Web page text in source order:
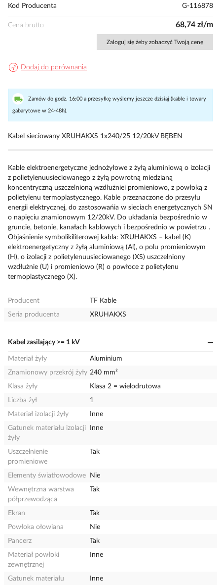
Kod Producenta
G-116878
Cena brutto 68,74 zł/m
Zaloguj się żeby zobaczyć Twoją cenę
Dodaj do porównania
Zamów do godz. 16:00 a przesyłkę wyślemy jeszcze dzisiaj (kable i towary
gabarytowe w 24-48h).
Kabel sieciowany XRUHAKXS 1x240/25 12/20kV BĘBEN
Kable elektroenergetyczne jednożyłowe z żyłą aluminiową o izolacji
z polietylenuusieciowanego z żyłą powrotną miedzianą
koncentryczną uszczelnioną wzdłużniei promieniowo, z powłoką z
polietylenu termoplastycznego. Kable przeznaczone do przesyłu
energii elektrycznej, do zastosowańia w sieciach energetycznych SN
o napięciu znamionowym 12/20kV. Do układania bezpośrednio w
gruncie, betonie, kanałach kablowych i bezpośrednio w powietrzu .
Objaśnienie symbolikiliterowej kabla: XRUHAKXS – kabel (K)
elektroenergetyczny z żyłą aluminiową (Al), o polu promieniowym
(H), o izolacji z polietylenuusieciowanego (XS) uszczelniony
wzdłużnie (U) i promieniowo (R) o powłoce z polietylenu
termoplastycznego (X).
Producent
TF Kable
Seria producenta
XRUHAKXS
Kabel zasilający >= 1 kV
Materiał żyły
Aluminium
Znamionowy przekrój żyły 240 mm²
Klasa żyły
Klasa 2 = wielodrutowa
Liczba żył
1
Materiał izolacji żyły
Inne
Gatunek materiału izolacji
żyły
Inne
Uszczelnienie
promieniowe
Tak
Elementy światłowodowe
Nie
Wewnętrzna warstwa
półprzewodząca
Tak
Ekran
Tak
Powłoka ołowiana
Nie
Pancerz
Tak
Materiał powłoki
zewnętrznej
Inne
Gatunek materiału Inne